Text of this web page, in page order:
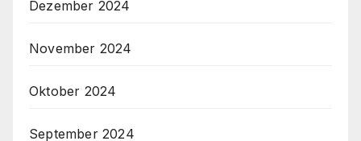
Dezember 2024
November 2024
Oktober 2024
September 2024